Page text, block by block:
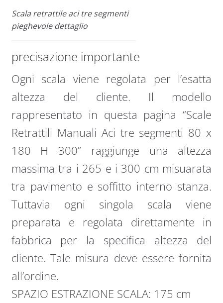
Scala retrattile aci tre segmenti
pieghevole dettaglio
precisazione importante
Ogni scala viene regolata per l’esatta
altezza del cliente. Il modello
rappresentato in questa pagina “Scale
Retrattili Manuali Aci tre segmenti 80 x
180 H 300” raggiunge una altezza
massima tra i 265 e i 300 cm misuarata
tra pavimento e soffitto interno stanza.
Tuttavia ogni singola scala viene
preparata e regolata direttamente in
fabbrica per la specifica altezza del
cliente. Tale misura deve essere fornita
all’ordine.
SPAZIO ESTRAZIONE SCALA: 175 cm